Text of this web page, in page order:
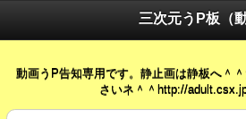
三次元うP板（動
動画うP告知専用です。静止画は静板へ＾
さいネ＾＾http://